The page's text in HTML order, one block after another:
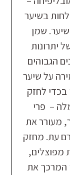
בשיער
שמן
יתרונות
הגבוהים
על שיער
בכדי לחזק
– פרי
מעורר את
עת. מחזק
מפוצלים,
המרכך את